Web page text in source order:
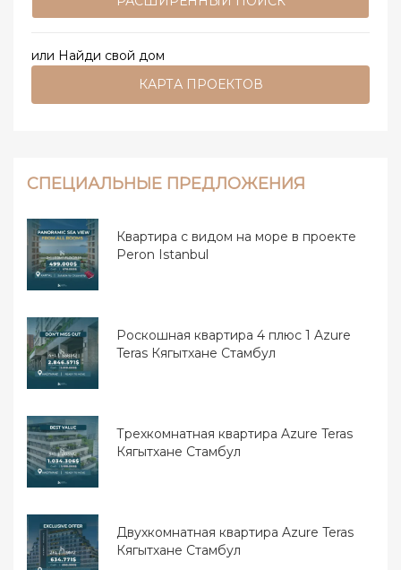
или Найди свой дом
КАРТА ПРОЕКТОВ
СПЕЦИАЛЬНЫЕ ПРЕДЛОЖЕНИЯ
Квартира с видом на море в проекте
Peron Istanbul
Роскошная квартира 4 плюс 1 Azure
Teras Кягытхане Стамбул
Трехкомнатная квартира Azure Teras
Кягытхане Стамбул
Двухкомнатная квартира Azure Teras
Кягытхане Стамбул